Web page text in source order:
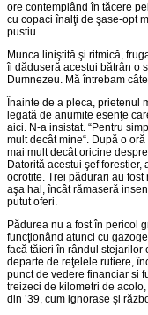
ore contemplând în tăcere
cu copaci înalţi de şase-opt
pustiu …
Munca liniştită şi ritmică,
îi dăduseră acestui bătrân o
Dumnezeu. Mă întrebam
Înainte de a pleca, prietenul
legată de anumite esenţe
aici. N-a insistat. “Pentru
mult decât mine“. După o
mai mult decât oricine
Datorită acestui şef
ocrotite. Trei pădurari au
aşa hal, încât rămaseră
putut oferi.
Pădurea nu a fost în pericol
funcţionând atunci cu
facă tăieri în rândul stejarilor
departe de reţelele rutiere,
punct de vedere financiar si
treizeci de kilometri de
din ’39, cum ignorase şi